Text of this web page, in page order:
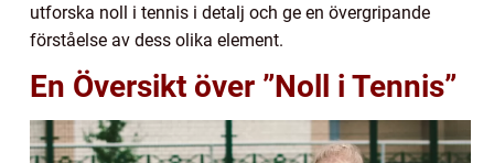
utforska noll i tennis i detalj och ge en övergripande
förståelse av dess olika element.
En Översikt över ”Noll i Tennis”